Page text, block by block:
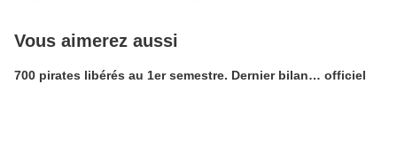
Vous aimerez aussi
700 pirates libérés au 1er semestre. Dernier bilan… officiel